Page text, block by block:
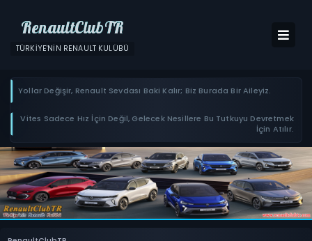
RenaultClubTR
TÜRKIYE'NIN RENAULT KULÜBÜ
Yollar Değişir, Renault Sevdası Baki Kalır; Biz Burada Bir Aileyiz.
Vites Sadece Hız İçin Değil, Gelecek Nesillere Bu Tutkuyu Devretmek
İçin Atılır.